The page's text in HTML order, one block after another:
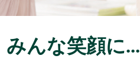
んな笑顔に...